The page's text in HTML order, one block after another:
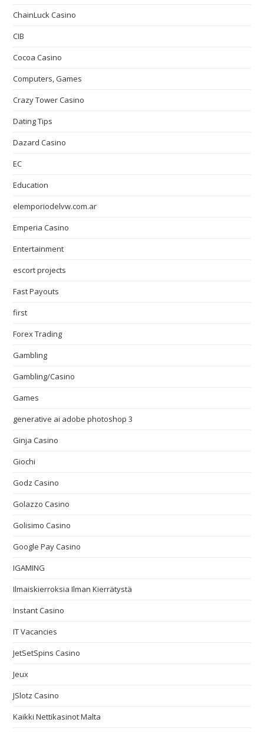
ChainLuck Casino
CIB
Cocoa Casino
Computers, Games
Crazy Tower Сasino
Dating Tips
Dazard Casino
EC
Education
elemporiodelvw.com.ar
Emperia Casino
Entertainment
escort projects
Fast Payouts
first
Forex Trading
Gambling
Gambling/Casino
Games
generative ai adobe photoshop 3
Ginja Casino
Giochi
Godz Casino
Golazzo Casino
Golisimo Casino
Google Pay Casino
IGAMING
Ilmaiskierroksia Ilman Kierrätystä
Instant Casino
IT Vacancies
JetSetSpins Casino
Jeux
JSlotz Casino
Kaikki Nettikasinot Malta